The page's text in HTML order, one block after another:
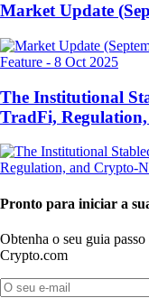
Market Update
Feature - 8 Oct 2025
The Institutional
TradFi,
Pronto para iniciar a
Obtenha o seu guia
Crypto.com